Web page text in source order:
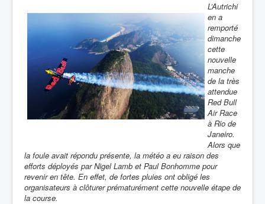
L’Autrichi
en a
remporté
dimanche
cette
nouvelle
manche
de la très
attendue
Red Bull
Air Race
à Rio de
Janeiro.
Alors que
la foule avait répondu présente, la météo a eu raison des
efforts déployés par Nigel Lamb et Paul Bonhomme pour
revenir en tête. En effet, de fortes pluies ont obligé les
organisateurs à clôturer prématurément cette nouvelle étape de
la course.